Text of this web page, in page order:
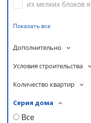
из мелких блоков
Показать все
Дополнительно
Условия строительства
Количество квартир
Серия дома
Все